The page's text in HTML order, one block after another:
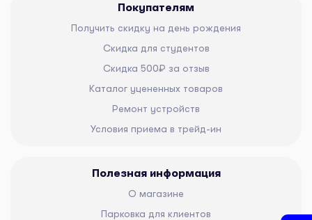
Покупателям
Получить скидку на день рождения
Скидка для студентов
Скидка 500₽ за отзыв
Каталог уцененных товаров
Ремонт устройств
Условия приема в трейд-ин
Полезная информация
О магазине
Парковка для клиентов